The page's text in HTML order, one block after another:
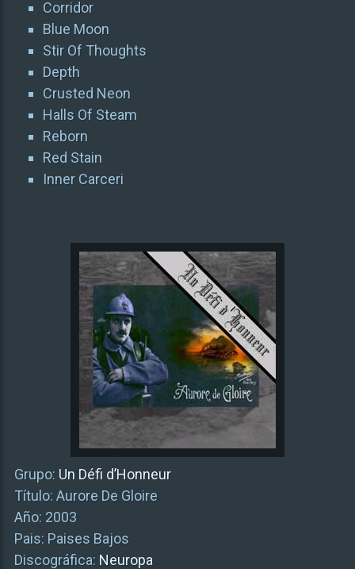
Corridor
Blue Moon
Stir Of Thoughts
Depth
Crusted Neon
Halls Of Steam
Reborn
Red Stain
Inner Carceri
Grupo: Un Défi d’Honneur
Título: Aurore De Gloire
Año: 2003
Pais: Paises Bajos
Discográfica: Neuropa